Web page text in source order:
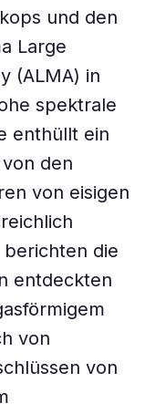
und den
Large
(ALMA) in
spektrale
enthüllt ein
den
von eisigen
berichten die
entdeckten
von
von